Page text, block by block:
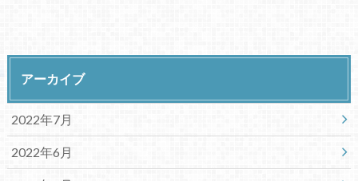
アーカイブ
2022年7月
2022年6月